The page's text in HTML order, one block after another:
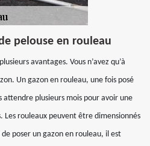
pelouse en rouleau
avantages. Vous n’avez qu’à
Un gazon en rouleau, une fois posé
attendre plusieurs mois pour avoir une
Les rouleaux peuvent être dimensionnés
poser un gazon en rouleau, il est